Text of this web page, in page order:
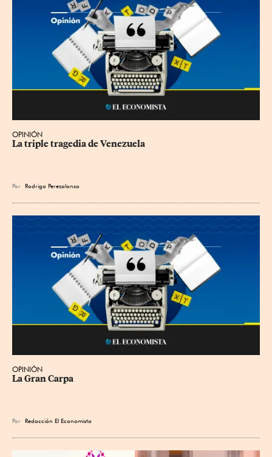
OPINIÓN
La triple tragedia de Venezuela
Por Rodrigo Perezalonso
OPINIÓN
La Gran Carpa
Por Redacción El Economista